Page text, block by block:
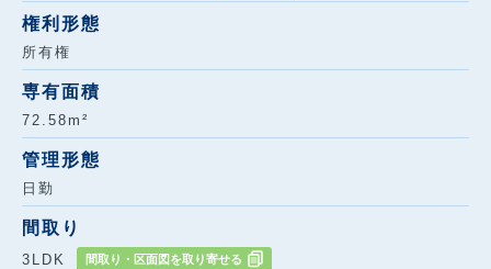
権利形態
所有権
専有面積
72.58m²
管理形態
日勤
間取り
3LDK 間取り・区面図を取り寄せる